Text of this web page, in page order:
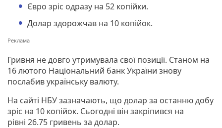
Євро зріс одразу на 52 копійки.
Долар здорожчав на 10 копійок.
Гривня не довго утримувала свої позиції. Станом на
16 лютого Національний банк України знову
послабив українську валюту.
На сайті НБУ зазначають, що долар за останню добу
зріс на 10 копійок. Сьогодні він закріпився на
рівні 26.75 гривень за долар.